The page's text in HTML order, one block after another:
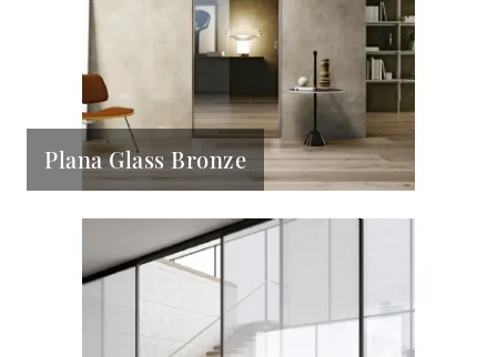
Plana Glass Bronze